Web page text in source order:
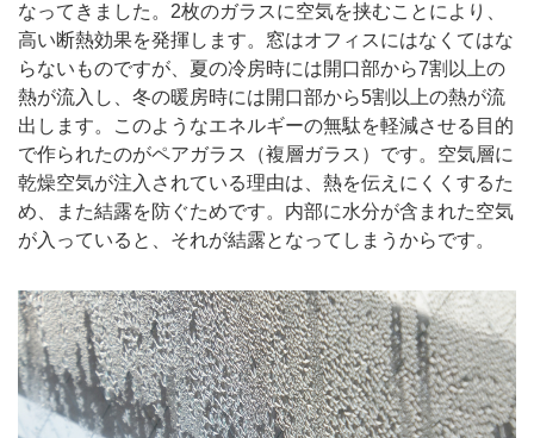
なってきました。2枚のガラスに空気を挟むことにより、
高い断熱効果を発揮します。窓はオフィスにはなくてはな
らないものですが、夏の冷房時には開口部から7割以上の
熱が流入し、冬の暖房時には開口部から5割以上の熱が流
出します。このようなエネルギーの無駄を軽減させる目的
で作られたのがペアガラス（複層ガラス）です。空気層に
乾燥空気が注入されている理由は、熱を伝えにくくするた
め、また結露を防ぐためです。内部に水分が含まれた空気
が入っていると、それが結露となってしまうからです。